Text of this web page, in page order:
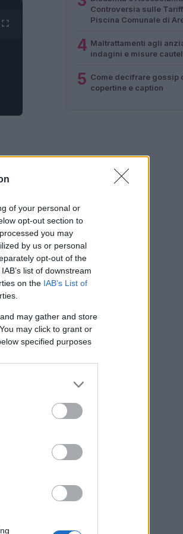
of your personal or
opt-out section to
you may
by us or personal
opt-out of the
list of downstream
on the IAB’s List of
may gather and store
may click to grant or
specified purposes
Controversia sulle
Piscina Comunale di
4 Maltrattamenti agli
indagini e misure
5 Come decifrare gossip
copertine e caption